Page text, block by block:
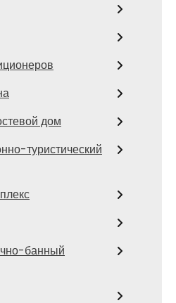
дом
туристический
банный